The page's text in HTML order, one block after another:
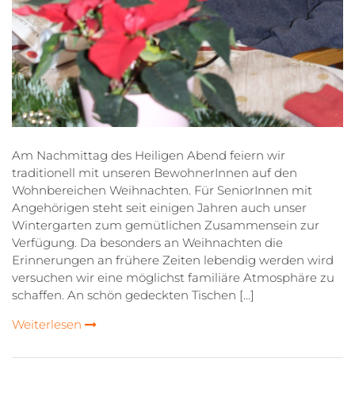
Am Nachmittag des Heiligen Abend feiern wir
traditionell mit unseren BewohnerInnen auf den
Wohnbereichen Weihnachten. Für SeniorInnen mit
Angehörigen steht seit einigen Jahren auch unser
Wintergarten zum gemütlichen Zusammensein zur
Verfügung. Da besonders an Weihnachten die
Erinnerungen an frühere Zeiten lebendig werden wird
versuchen wir eine möglichst familiäre Atmosphäre zu
schaffen. An schön gedeckten Tischen […]
Weiterlesen